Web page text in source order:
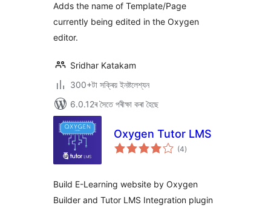
Adds the name of Template/Page
currently being edited in the Oxygen
editor.
Sridhar Katakam
300+টা সক্ৰিয় ইনষ্টলেশ্যন
6.0.12ৰ সৈতে পৰীক্ষা কৰা হৈছে
Oxygen Tutor LMS
(4টা
মুঠ)
Build E-Learning website by Oxygen
Builder and Tutor LMS Integration plugin